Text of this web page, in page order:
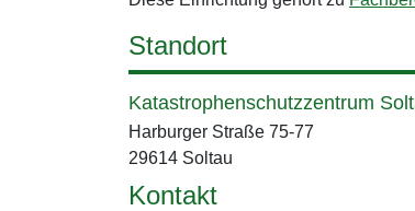
Standort
Katastrophenschutzzentrum
Harburger Straße 75-77
29614 Soltau
Kontakt